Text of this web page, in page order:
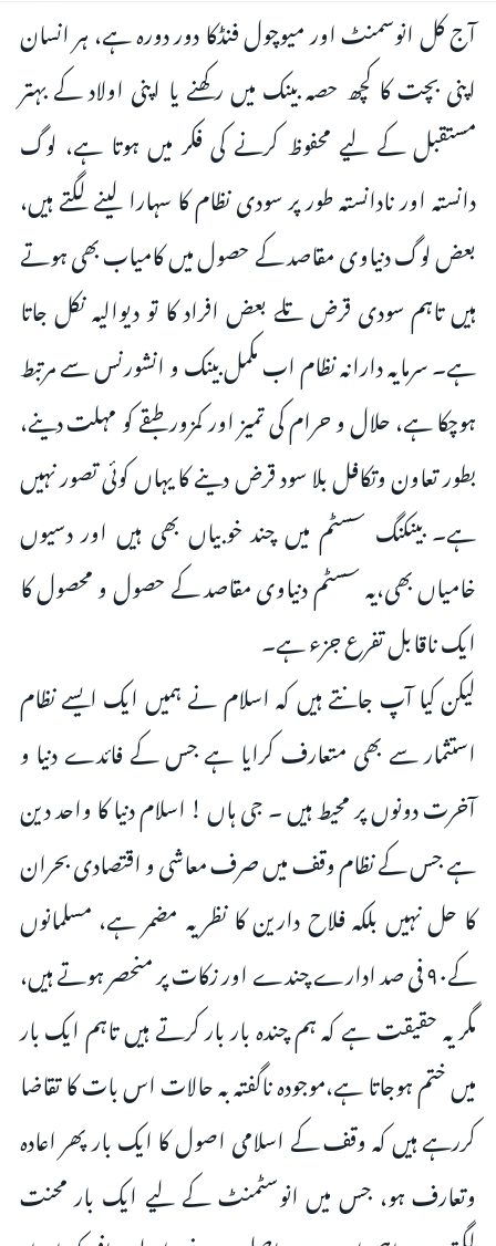
آج کل انوسمنٹ اور میوچول فنڈکا دور دورہ ہے، ہر انسان
اپنی بچت کا کچھ حصہ بینک میں رکھنے یا اپنی اولاد کے بہتر
مستقبل کے لیے محفوظ کرنے کی فکر میں ہوتا ہے، لوگ
دانستہ اور نادانستہ طور پر سودی نظام کا سہارا لینے لگتے ہیں،
بعض لوگ دنیاوی مقاصد کے حصول میں کامیاب بھی ہوتے
ہیں تاہم سودی قرض تلے بعض افراد کا تو دیوالیہ نکل جاتا
ہے۔ سرمایہ دارانہ نظام اب مکمل بینک و انشورنس سے مرتبط
ہوچکا ہے، حلال و حرام کی تمیز اور کمزور طبقے کو مہلت دینے،
بطور تعاون وتکافل بلا سود قرض دینے کا یہاں کوئی تصور نہیں
ہے۔ بینکنگ سسٹم میں چند خوبیاں بھی ہیں اور دسیوں
خامیاں بھی،یہ سسٹم دنیاوی مقاصد کے حصول و محصول کا
ایک ناقابل تفرع جزء ہے۔
لیکن کیا آپ جانتے ہیں کہ اسلام نے ہمیں ایک ایسے نظام
استثمار سے بھی متعارف کرایا ہے جس کے فائدے دنیا و
آخرت دونوں پر محیط ہیں ۔ جی ہاں ! اسلام دنیا کا واحد دین
ہے جس کے نظام وقف میں صرف معاشی و اقتصادی بحران
کا حل نہیں بلکہ فلاح دارین کا نظریہ مضمر ہے، مسلمانوں
کے۹۰ فی صد ادارے چندے اور زکات پر منحصر ہوتے ہیں،
مگر یہ حقیقت ہے کہ ہم چندہ بار بار کرتے ہیں تاہم ایک بار
میں ختم ہوجاتا ہے،موجودہ ناگفتہ بہ حالات اس بات کا تقاضا
کررہے ہیں کہ وقف کے اسلامی اصول کا ایک بار پھر اعادہ
وتعارف ہو، جس میں انوسٹمنٹ کے لیے ایک بار محنت